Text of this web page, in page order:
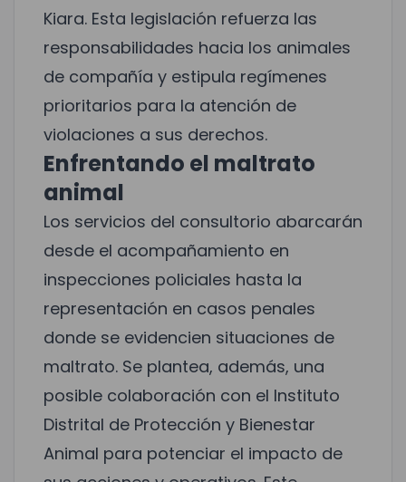
Kiara. Esta legislación refuerza las
responsabilidades hacia los animales
de compañía y estipula regímenes
prioritarios para la atención de
violaciones a sus derechos.
Enfrentando el maltrato
animal
Los servicios del consultorio abarcarán
desde el acompañamiento en
inspecciones policiales hasta la
representación en casos penales
donde se evidencien situaciones de
maltrato. Se plantea, además, una
posible colaboración con el Instituto
Distrital de Protección y Bienestar
Animal para potenciar el impacto de